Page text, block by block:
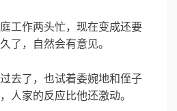
工作两头忙，现在变成还要
了，自然会有意见。
去了，也试着委婉地和侄子
人家的反应比他还激动。